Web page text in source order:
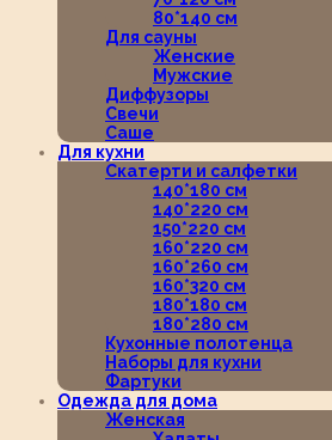
80*140 см
Для сауны
Женские
Мужские
Диффузоры
Свечи
Саше
Для кухни
Скатерти и салфетки
140*180 см
140*220 см
150*220 см
160*220 см
160*260 см
160*320 см
180*180 см
180*280 см
Кухонные полотенца
Наборы для кухни
Фартуки
Одежда для дома
Женская